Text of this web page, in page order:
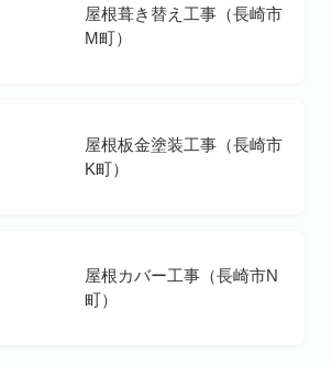
屋根葺き替え工事（長崎市
M町）
屋根板金塗装工事（長崎市
K町）
屋根カバー工事（長崎市N
町）